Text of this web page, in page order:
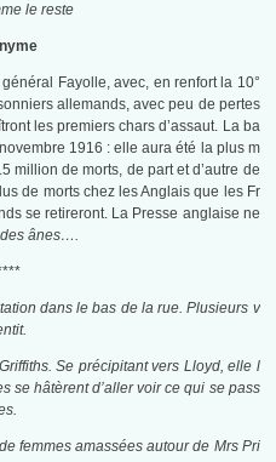
le reste
Fayolle, avec, en renfort la 10°
allemands, avec peu de pertes
les premiers chars d’assaut. La ba
1916 : elle aura été la plus m
million de morts, de part et d’autre de
de morts chez les Anglais que les Fr
se retireront. La Presse anglaise ne
ânes….
dans le bas de la rue. Plusieurs v
Se précipitant vers Lloyd, elle l
se hâtèrent d’aller voir ce qui se pass
femmes amassées autour de Mrs Pri